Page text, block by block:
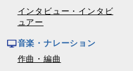
インタビュー・インタビ
ュアー
音楽・ナレーション
作曲・編曲